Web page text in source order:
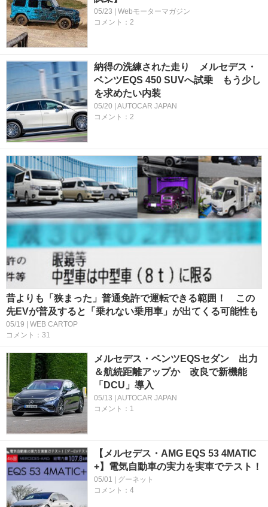
05/23 | Webモーターマガジン
コメント：2
納得の洗練された走り メルセデス・
ベンツEQS 450 SUVへ試乗 もう少し
を求めたい内装
05/20 | AUTOCAR JAPAN
コメント：2
昔よりも「狭まった」普通免許で運転できる範囲！ この
先EVが普及すると「乗れない乗用車」が出てくる可能性も
05/19 | WEB CARTOP
コメント：31
メルセデス・ベンツEQSセダン 出力
＆航続距離アップか 改良で新機能
「DCU」導入
05/13 | AUTOCAR JAPAN
コメント：1
【メルセデス・AMG EQS 53 4MATIC
+】電気自動車の実力を実車でテスト！
05/01 | グーネット
コメント：4